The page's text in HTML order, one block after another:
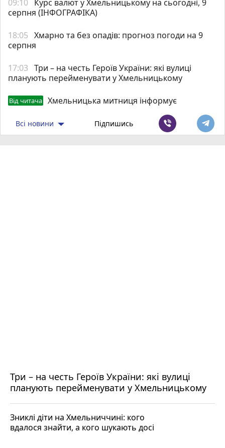
09:10
Курс валют у Хмельницькому на сьогодні, 9
серпня (ІНФОГРАФІКА)
18:05 Хмарно та без опадів: прогноз погоди на 9
серпня
17:03 Три – на честь Героїв України: які вулиці
планують перейменувати у Хмельницькому
Від читача Хмельницька митниця інформує
Всі новини Підпишись
Три – на честь Героїв України: які вулиці
планують перейменувати у Хмельницькому
Зниклі діти на Хмельниччині: кого
вдалося знайти, а кого шукають досі